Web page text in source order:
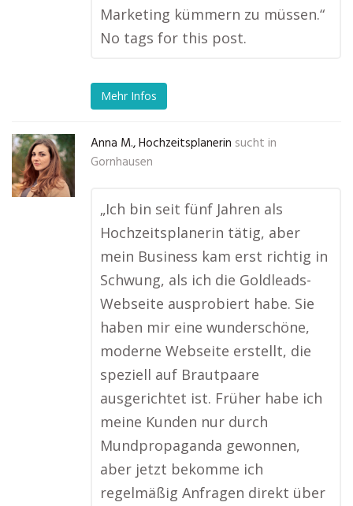
Marketing kümmern zu müssen.“
No tags for this post.
Mehr Infos
Anna M., Hochzeitsplanerin sucht in
Gornhausen
„Ich bin seit fünf Jahren als
Hochzeitsplanerin tätig, aber
mein Business kam erst richtig in
Schwung, als ich die Goldleads-
Webseite ausprobiert habe. Sie
haben mir eine wunderschöne,
moderne Webseite erstellt, die
speziell auf Brautpaare
ausgerichtet ist. Früher habe ich
meine Kunden nur durch
Mundpropaganda gewonnen,
aber jetzt bekomme ich
regelmäßig Anfragen direkt über